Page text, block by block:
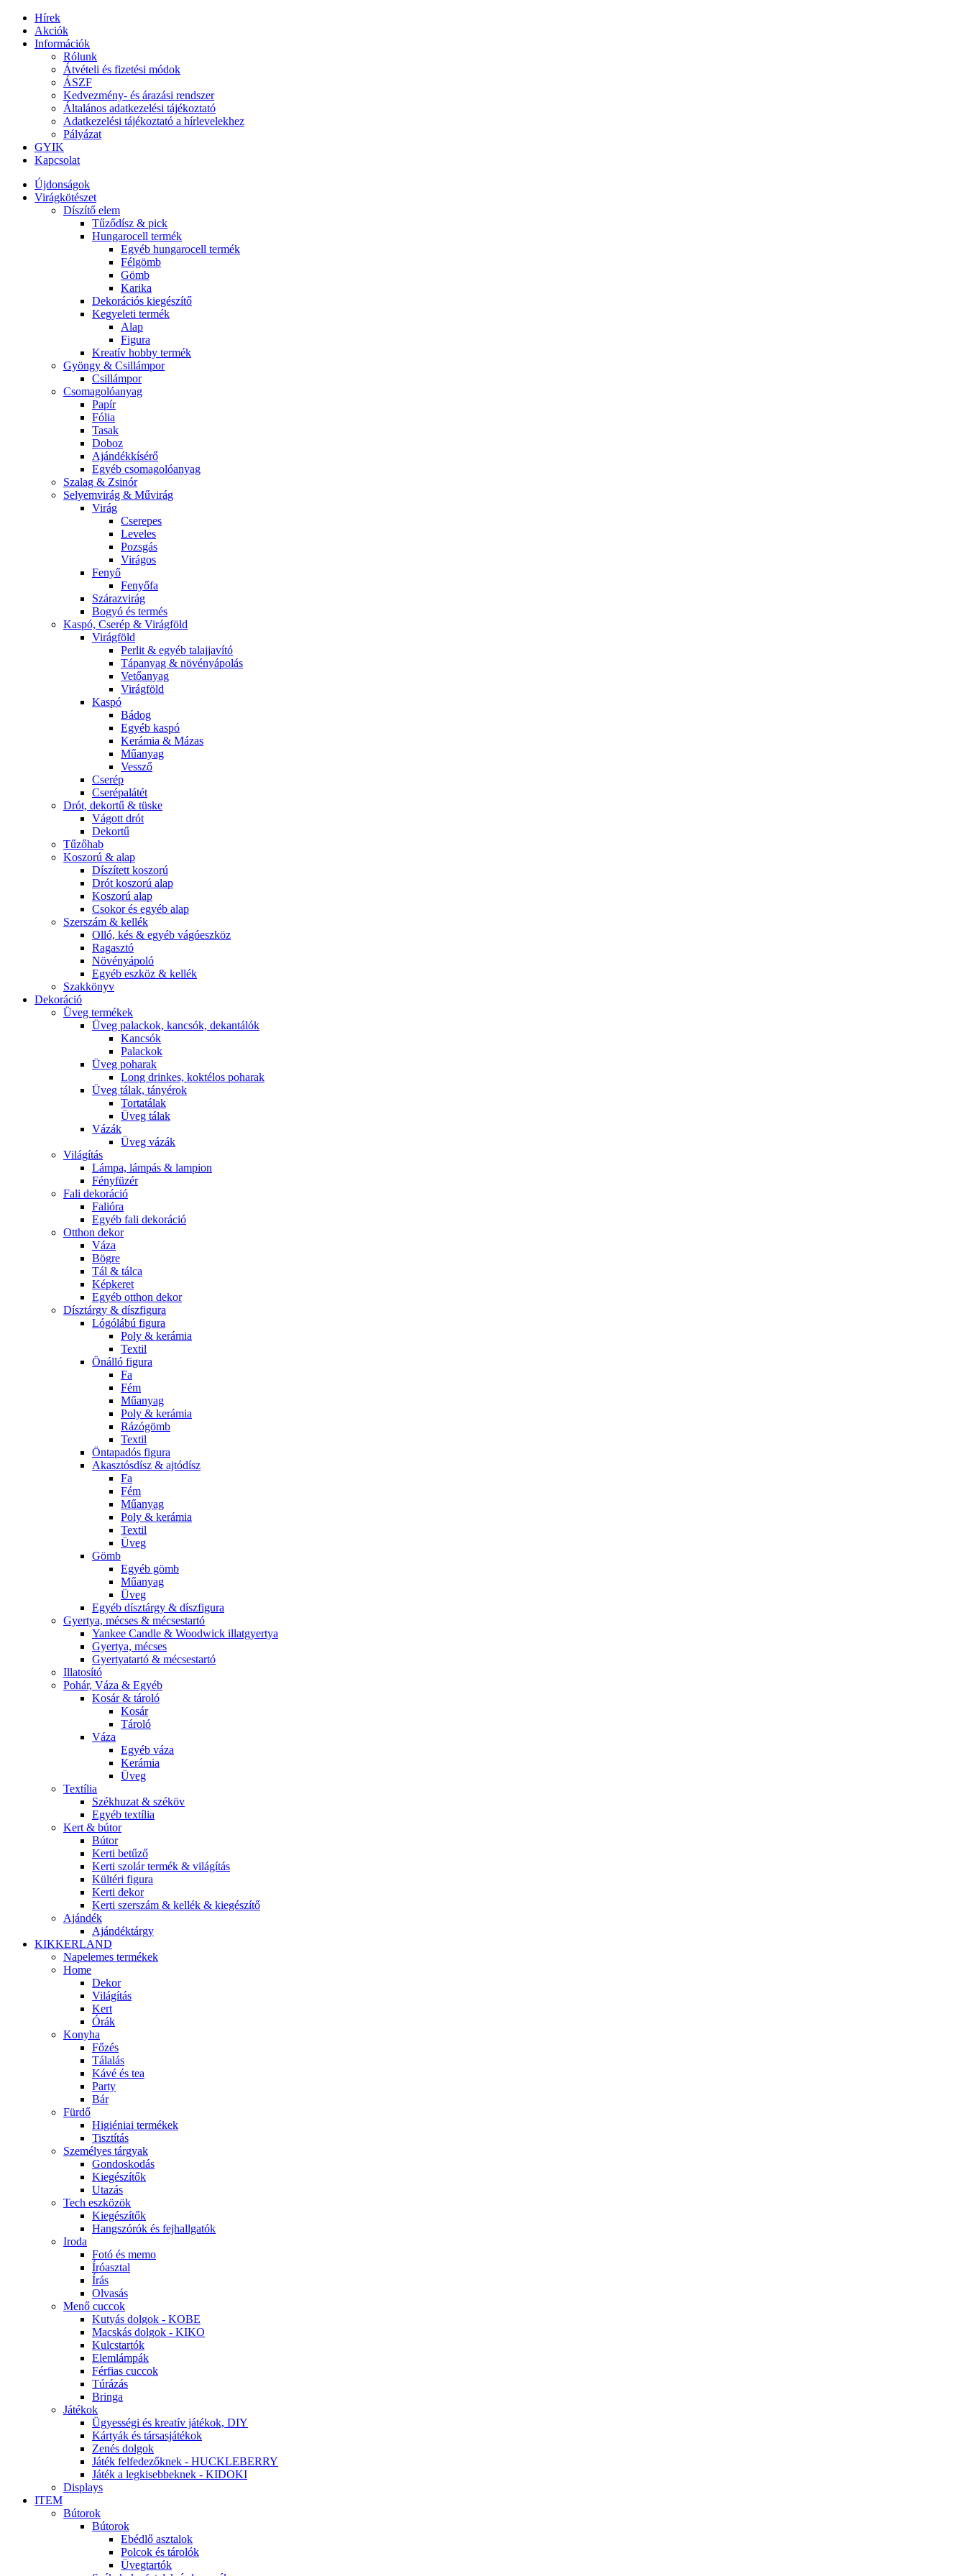
Hírek
Akciók
Információk
Rólunk
Átvételi és fizetési módok
ÁSZF
Kedvezmény- és árazási rendszer
Általános adatkezelési tájékoztató
Adatkezelési tájékoztató a hírlevelekhez
Pályázat
GYIK
Kapcsolat
Újdonságok
Virágkötészet
Díszítő elem
Tűződísz & pick
Hungarocell termék
Egyéb hungarocell termék
Félgömb
Gömb
Karika
Dekorációs kiegészítő
Kegyeleti termék
Alap
Figura
Kreatív hobby termék
Gyöngy & Csillámpor
Csillámpor
Csomagolóanyag
Papír
Fólia
Tasak
Doboz
Ajándékkísérő
Egyéb csomagolóanyag
Szalag & Zsinór
Selyemvirág & Művirág
Virág
Cserepes
Leveles
Pozsgás
Virágos
Fenyő
Fenyőfa
Szárazvirág
Bogyó és termés
Kaspó, Cserép & Virágföld
Virágföld
Perlit & egyéb talajjavító
Tápanyag & növényápolás
Vetőanyag
Virágföld
Kaspó
Bádog
Egyéb kaspó
Kerámia & Mázas
Műanyag
Vessző
Cserép
Cserépalátét
Drót, dekortű & tüske
Vágott drót
Dekortű
Tűzőhab
Koszorú & alap
Díszített koszorú
Drót koszorú alap
Koszorú alap
Csokor és egyéb alap
Szerszám & kellék
Olló, kés & egyéb vágóeszköz
Ragasztó
Növényápoló
Egyéb eszköz & kellék
Szakkönyv
Dekoráció
Üveg termékek
Üveg palackok, kancsók, dekantálók
Kancsók
Palackok
Üveg poharak
Long drinkes, koktélos poharak
Üveg tálak, tányérok
Tortatálak
Üveg tálak
Vázák
Üveg vázák
Világítás
Lámpa, lámpás & lampion
Fényfüzér
Fali dekoráció
Falióra
Egyéb fali dekoráció
Otthon dekor
Váza
Bögre
Tál & tálca
Képkeret
Egyéb otthon dekor
Dísztárgy & díszfigura
Lógólábú figura
Poly & kerámia
Textil
Önálló figura
Fa
Fém
Műanyag
Poly & kerámia
Rázógömb
Textil
Öntapadós figura
Akasztósdísz & ajtódísz
Fa
Fém
Műanyag
Poly & kerámia
Textil
Üveg
Gömb
Egyéb gömb
Műanyag
Üveg
Egyéb dísztárgy & díszfigura
Gyertya, mécses & mécsestartó
Yankee Candle & Woodwick illatgyertya
Gyertya, mécses
Gyertyatartó & mécsestartó
Illatosító
Pohár, Váza & Egyéb
Kosár & tároló
Kosár
Tároló
Váza
Egyéb váza
Kerámia
Üveg
Textília
Székhuzat & széköv
Egyéb textília
Kert & bútor
Bútor
Kerti betűző
Kerti szolár termék & világítás
Kültéri figura
Kerti dekor
Kerti szerszám & kellék & kiegészítő
Ajándék
Ajándéktárgy
KIKKERLAND
Napelemes termékek
Home
Dekor
Világítás
Kert
Órák
Konyha
Főzés
Tálalás
Kávé és tea
Party
Bár
Fürdő
Higiéniai termékek
Tisztítás
Személyes tárgyak
Gondoskodás
Kiegészítők
Utazás
Tech eszközök
Kiegészítők
Hangszórók és fejhallgatók
Iroda
Fotó és memo
Íróasztal
Írás
Olvasás
Menő cuccok
Kutyás dolgok - KOBE
Macskás dolgok - KIKO
Kulcstartók
Elemlámpák
Férfias cuccok
Túrázás
Bringa
Játékok
Ügyességi és kreatív játékok, DIY
Kártyák és társasjátékok
Zenés dolgok
Játék felfedezőknek - HUCKLEBERRY
Játék a legkisebbeknek - KIDOKI
Displays
ITEM
Bútorok
Bútorok
Ebédlő asztalok
Polcok és tárolók
Üvegtartók